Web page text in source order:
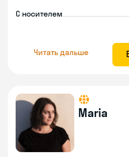
С носителем
Читать дальше
Maria